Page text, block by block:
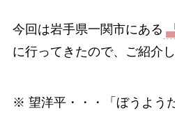
今回は岩手県一関市にある
に行ってきたので、ご紹介し
※ 望洋平・・・「ぼうよう